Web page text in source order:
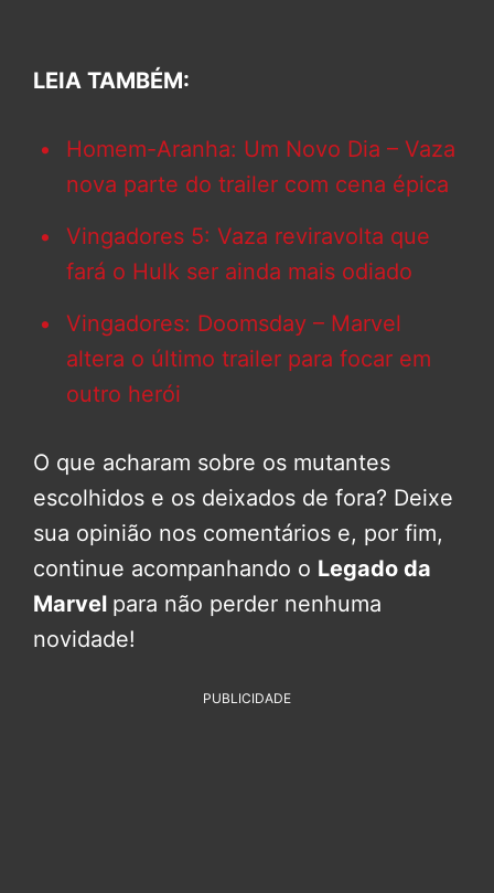
LEIA TAMBÉM:
Homem-Aranha: Um Novo Dia – Vaza
nova parte do trailer com cena épica
Vingadores 5: Vaza reviravolta que
fará o Hulk ser ainda mais odiado
Vingadores: Doomsday – Marvel
altera o último trailer para focar em
outro herói
O que acharam sobre os mutantes
escolhidos e os deixados de fora? Deixe
sua opinião nos comentários e, por fim,
continue acompanhando o Legado da
Marvel para não perder nenhuma
novidade!
PUBLICIDADE